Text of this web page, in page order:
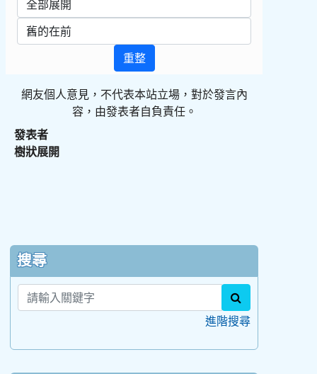
重整
網友個人意見，不代表本站立場，對於發言內
容，由發表者自負責任。
發表者
樹狀展開
搜尋
進階搜尋